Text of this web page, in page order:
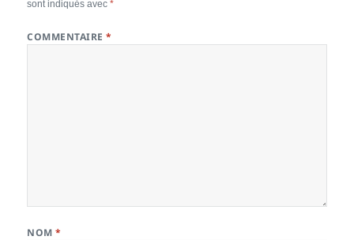
sont indiqués avec*
COMMENTAIRE*
NOM*